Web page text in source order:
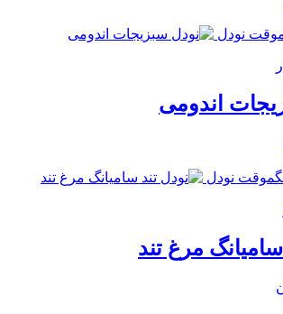
نودل
اندومی
موقت نودل
مرغ تند